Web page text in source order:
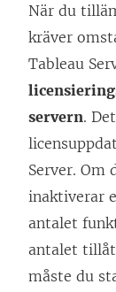
När du
kräver
Tableau
servern.
Server. Om
inaktiverar
antalet
antalet
måste du